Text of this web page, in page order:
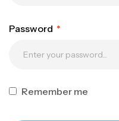
Password *
Remember me